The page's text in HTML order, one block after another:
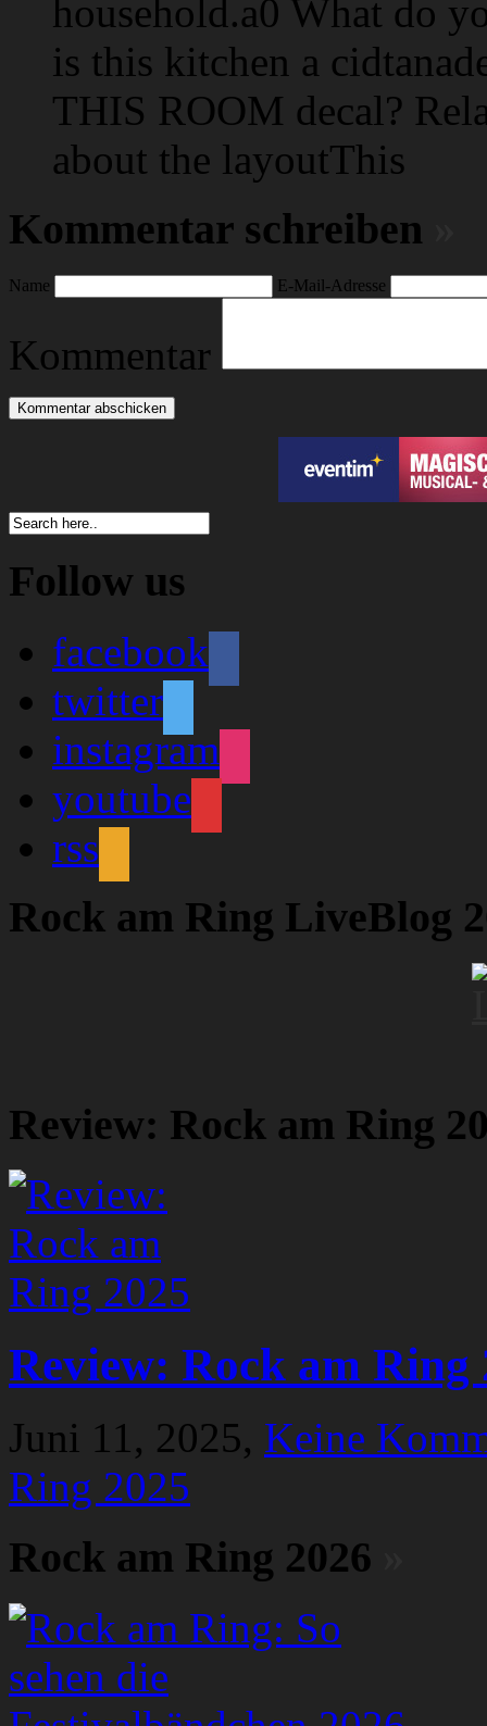
household.a0 What do
is this kitchen a
THIS ROOM decal?
about the layoutThis
Kommentar schreiben
Name E-Mail-Adresse
Kommentar
Follow us
facebook
twitter
instagram
youtube
rss
Rock am Ring LiveBlog
Review: Rock am Ring
Review: Rock am Ring
Juni 11, 2025, Keine
Ring 2025
Rock am Ring 2026